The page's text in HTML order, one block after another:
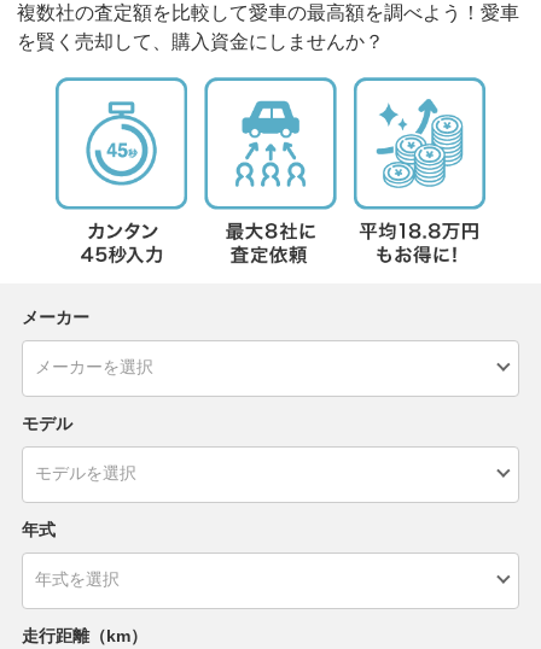
複数社の査定額を比較して愛車の最高額を調べよう！愛車
を賢く売却して、購入資金にしませんか？
メーカー
モデル
年式
走行距離（km）